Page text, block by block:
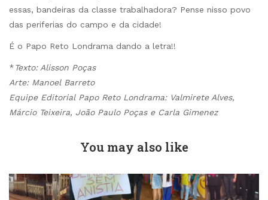
essas, bandeiras da classe trabalhadora? Pense nisso povo
das periferias do campo e da cidade!
É o Papo Reto Londrama dando a letra!!
*Texto: Alisson Poças
Arte: Manoel Barreto
Equipe Editorial Papo Reto Londrama: Valmirete Alves,
Márcio Teixeira, João Paulo Poças e Carla Gimenez
You may also like